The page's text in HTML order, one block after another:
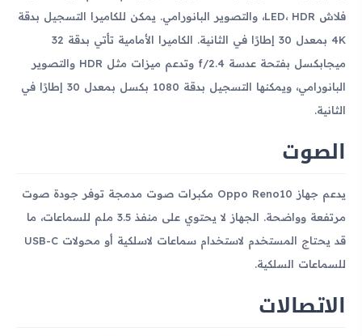
فلاش LED، HDR، والتصوير البانورامي. يمكن للكاميرا التسجيل بدقة
4K بمعدل 30 إطارًا في الثانية. الكاميرا الأمامية تأتي بدقة 32
ميجابكسل بفتحة عدسة f/2.4 وتدعم ميزات مثل HDR والتصوير
البانورامي، ويمكنها التسجيل بدقة 1080 بكسل بمعدل 30 إطارًا في
الثانية.
الصوت
يدعم جهاز Oppo Reno10 مكبرات صوت مدمجة توفر جودة صوت
مرتفعة وواضحة. الجهاز لا يحتوي على منفذ 3.5 ملم للسماعات، ما
قد يحتاج المستخدم لاستخدام سماعات لاسلكية أو محولات USB-C
للسماعات السلكية.
الاتصالات